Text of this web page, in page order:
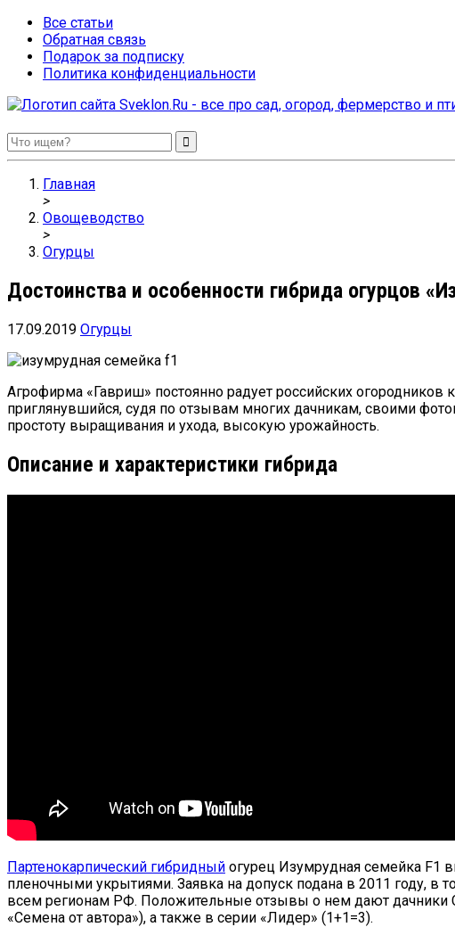
Все статьи
Обратная связь
Подарок за подписку
Политика конфиденциальности
Sveklon.Ru – все про сад, огород, фермерство и птицеводство
Главная
>
Овощеводство
>
Огурцы
Достоинства и особенности гибрида огурцов
17.09.2019 Огурцы
Агрофирма «Гавриш» постоянно радует российских
приглянувшийся, судя по отзывам многих дачникам, своими
простоту выращивания и ухода, высокую урожайность.
Описание и характеристики гибрида
Партенокарпический гибридный огурец Изумрудная семейка F1
пленочными укрытиями. Заявка на допуск подана в 2011 году, в
всем регионам РФ. Положительные отзывы о нем дают дачники
«Семена от автора»), а также в серии «Лидер» (1+1=3).